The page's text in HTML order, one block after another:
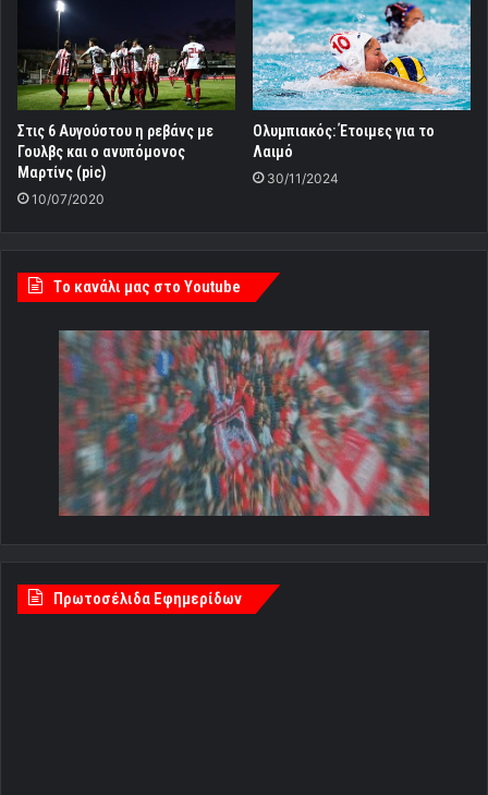
Στις 6 Αυγούστου η ρεβάνς με
Γουλβς και ο ανυπόμονος
Μαρτίνς (pic)
10/07/2020
Ολυμπιακός: Έτοιμες για το
Λαιμό
30/11/2024
Tο κανάλι μας στο Youtube
Πρωτοσέλιδα Εφημερίδων